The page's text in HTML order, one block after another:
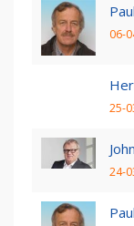
06-
25-
24-